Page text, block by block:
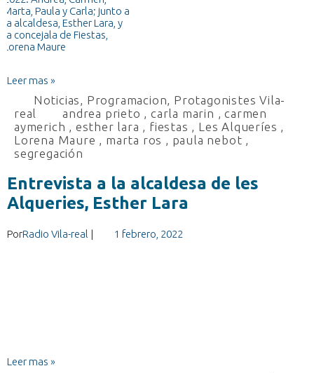
Leer mas »
Noticias Programacion
Protagonistes Vila-
real
andrea prieto ,carla marin ,carmen
aymerich
esther lara fiestas Les Alqueríes
Lorena Maure
marta ros paula nebot
segregación
Entrevista a la alcaldesa de les
Alqueries, Esther Lara
PorRadio Vila-real | 1 febrero, 2022
Leer mas »